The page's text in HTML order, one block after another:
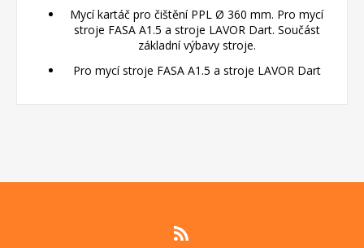
Mycí kartáč pro čištění PPL Ø 360 mm. Pro mycí
stroje FASA A1.5 a stroje LAVOR Dart. Součást
základní výbavy stroje.
Pro mycí stroje FASA A1.5 a stroje LAVOR Dart